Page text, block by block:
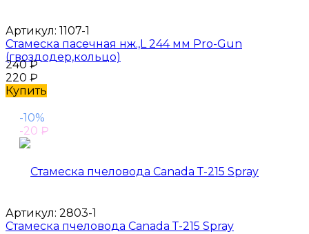
Артикул: 1107-1
Стамеска пасечная нж.,L 244 мм Pro-Gun
(гвоздодер,кольцо)
240₽
220 ₽
Купить
-10%
-20 ₽
Артикул: 2803-1
Стамеска пчеловода Canada Т-215 Spray